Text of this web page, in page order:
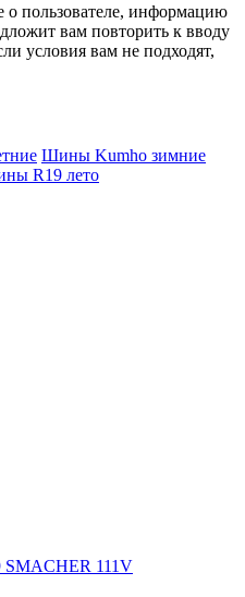
пользователе, информацию
вам повторить к вводу
условия вам не подходят,
Шины Kumho зимние
R19 лето
SMACHER 111V